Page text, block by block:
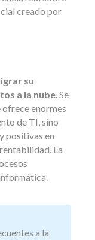
creado por
su
a la nube. Se
enormes
de TI, sino
positivas en
La
a la